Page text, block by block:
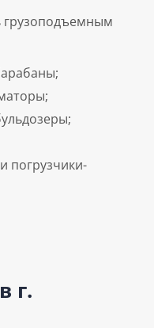
грузоподъемным
погрузчики-
г.